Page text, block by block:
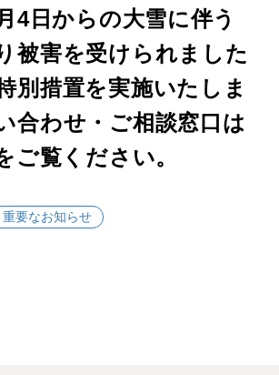
4日からの大雪に伴う
被害を受けられました
別措置を実施いたしま
合わせ・ご相談窓口は
ご覧ください。
重要なお知らせ